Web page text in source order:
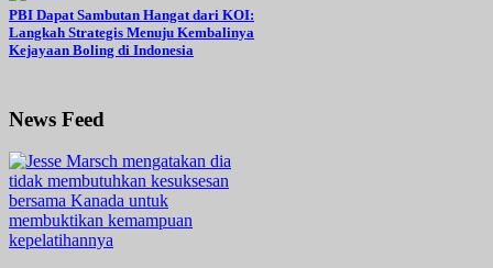
PBI Dapat Sambutan Hangat dari KOI:
Langkah Strategis Menuju Kembalinya
Kejayaan Boling di Indonesia
News Feed